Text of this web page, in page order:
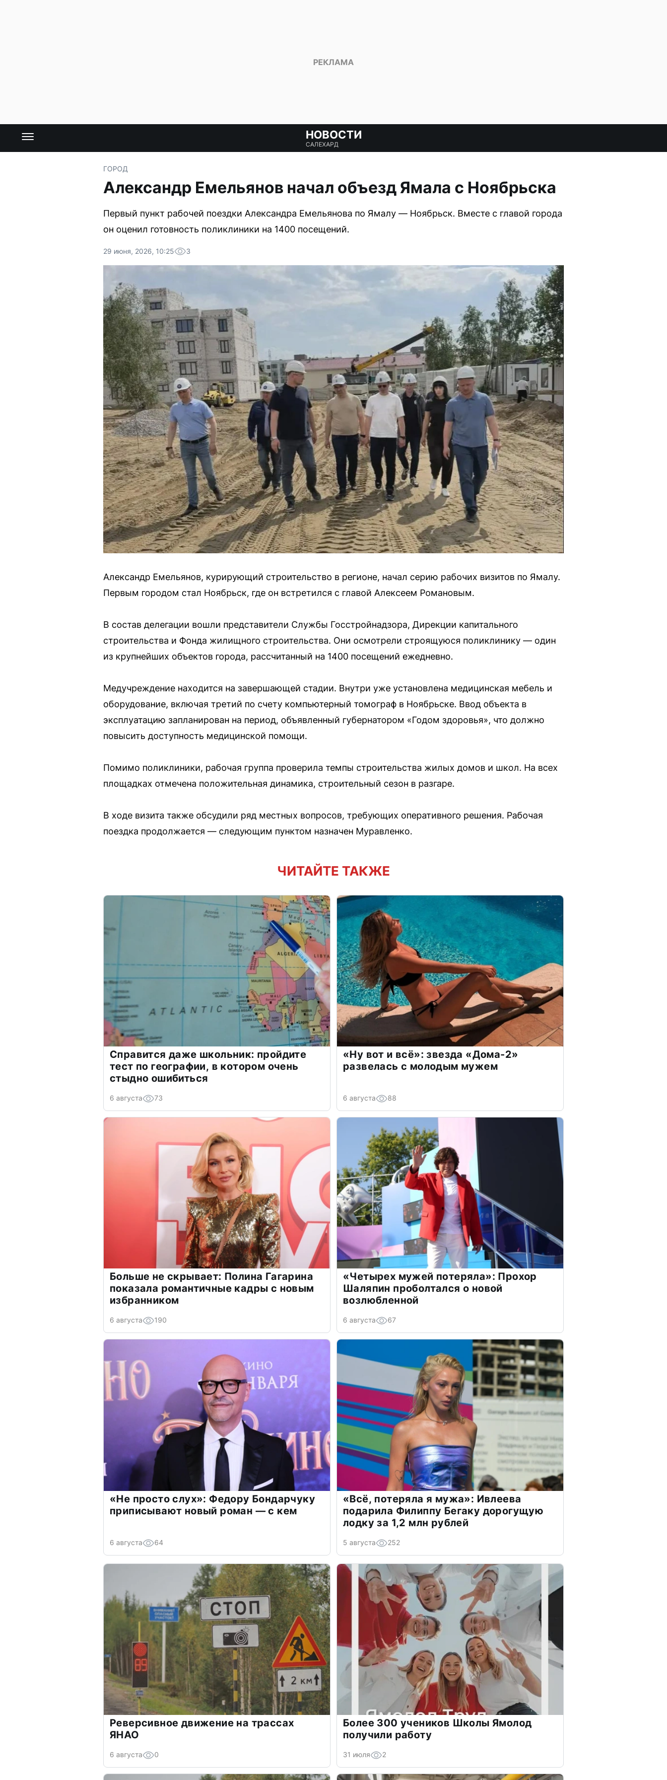
НОВОСТИ
САЛЕХАРД
ГОРОД
Александр Емельянов начал объезд Ямала с Ноябрьска
Первый пункт рабочей поездки Александра Емельянова по Ямалу — Ноябрьск. Вместе с главой города
он оценил готовность поликлиники на 1400 посещений.
29 июня, 2026, 10:25 3
Александр Емельянов, курирующий строительство в регионе, начал серию рабочих визитов по Ямалу.
Первым городом стал Ноябрьск, где он встретился с главой Алексеем Романовым.
В состав делегации вошли представители Службы Госстройнадзора, Дирекции капитального
строительства и Фонда жилищного строительства. Они осмотрели строящуюся поликлинику — один
из крупнейших объектов города, рассчитанный на 1400 посещений ежедневно.
Медучреждение находится на завершающей стадии. Внутри уже установлена медицинская мебель и
оборудование, включая третий по счету компьютерный томограф в Ноябрьске. Ввод объекта в
эксплуатацию запланирован на период, объявленный губернатором «Годом здоровья», что должно
повысить доступность медицинской помощи.
Помимо поликлиники, рабочая группа проверила темпы строительства жилых домов и школ. На всех
площадках отмечена положительная динамика, строительный сезон в разгаре.
В ходе визита также обсудили ряд местных вопросов, требующих оперативного решения. Рабочая
поездка продолжается — следующим пунктом назначен Муравленко.
ЧИТАЙТЕ ТАКЖЕ
Справится даже школьник: пройдите
тест по географии, в котором очень
стыдно ошибиться
6 августа 73
«Ну вот и всё»: звезда «Дома-2»
развелась с молодым мужем
6 августа 88
Больше не скрывает: Полина Гагарина
показала романтичные кадры с новым
избранником
6 августа 190
«Четырех мужей потеряла»: Прохор
Шаляпин проболтался о новой
возлюбленной
6 августа 67
«Не просто слух»: Федору Бондарчуку
приписывают новый роман — с кем
6 августа 64
«Всё, потеряла я мужа»: Ивлеева
подарила Филиппу Бегаку дорогущую
лодку за 1,2 млн рублей
5 августа 252
Реверсивное движение на трассах
ЯНАО
6 августа 0
Более 300 учеников Школы Ямолод
получили работу
31 июля 2